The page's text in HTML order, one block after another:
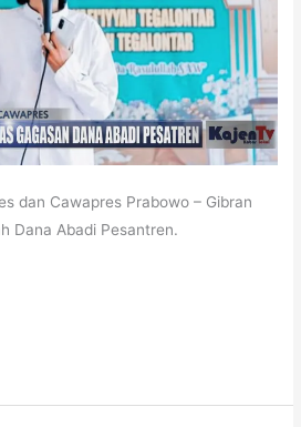
dan Cawapres Prabowo – Gibran
Dana Abadi Pesantren.